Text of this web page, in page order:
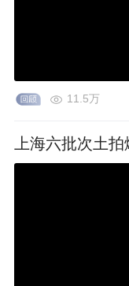
11.5万
上海六批次土